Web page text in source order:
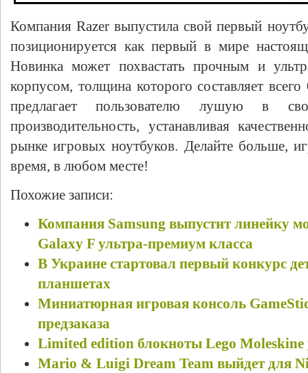
Компания Razer выпустила свой первый
позиционируется как первый в мире
Новинка может похвастать прочным и
корпусом, толщина которого составляет
предлагает пользователю лушую в
производительность, устанавливая
рынке игровых ноутбуков. Делайте больше,
время, в любом месте!
Похожие записи:
Компания Samsung выпустит линейку
Galaxy F ультра-премиум класса
В Украине стартовал первый конкурс
планшетах
Миниатюрная игровая консоль
предзаказа
Limited edition блокноты Lego
Mario & Luigi Dream Team выйдет для